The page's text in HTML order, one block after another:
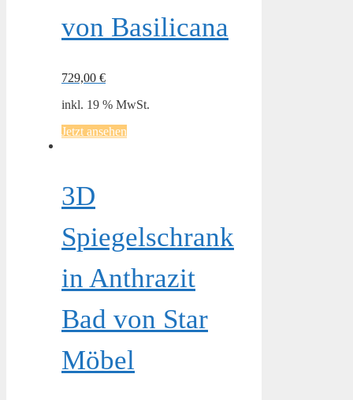
von Basilicana
729,00 €
inkl. 19 % MwSt.
Jetzt ansehen
3D
Spiegelschrank
in Anthrazit
Bad von Star
Möbel